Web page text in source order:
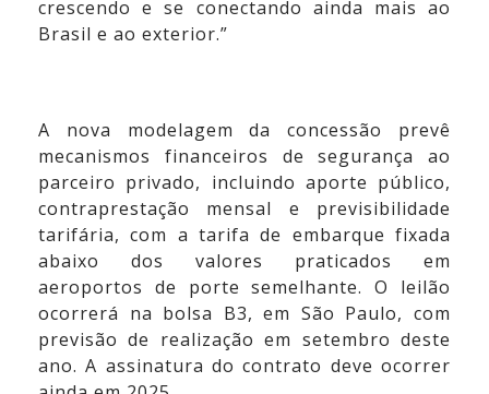
crescendo e se conectando ainda mais ao
Brasil e ao exterior.”
A nova modelagem da concessão prevê
mecanismos financeiros de segurança ao
parceiro privado, incluindo aporte público,
contraprestação mensal e previsibilidade
tarifária, com a tarifa de embarque fixada
abaixo dos valores praticados em
aeroportos de porte semelhante. O leilão
ocorrerá na bolsa B3, em São Paulo, com
previsão de realização em setembro deste
ano. A assinatura do contrato deve ocorrer